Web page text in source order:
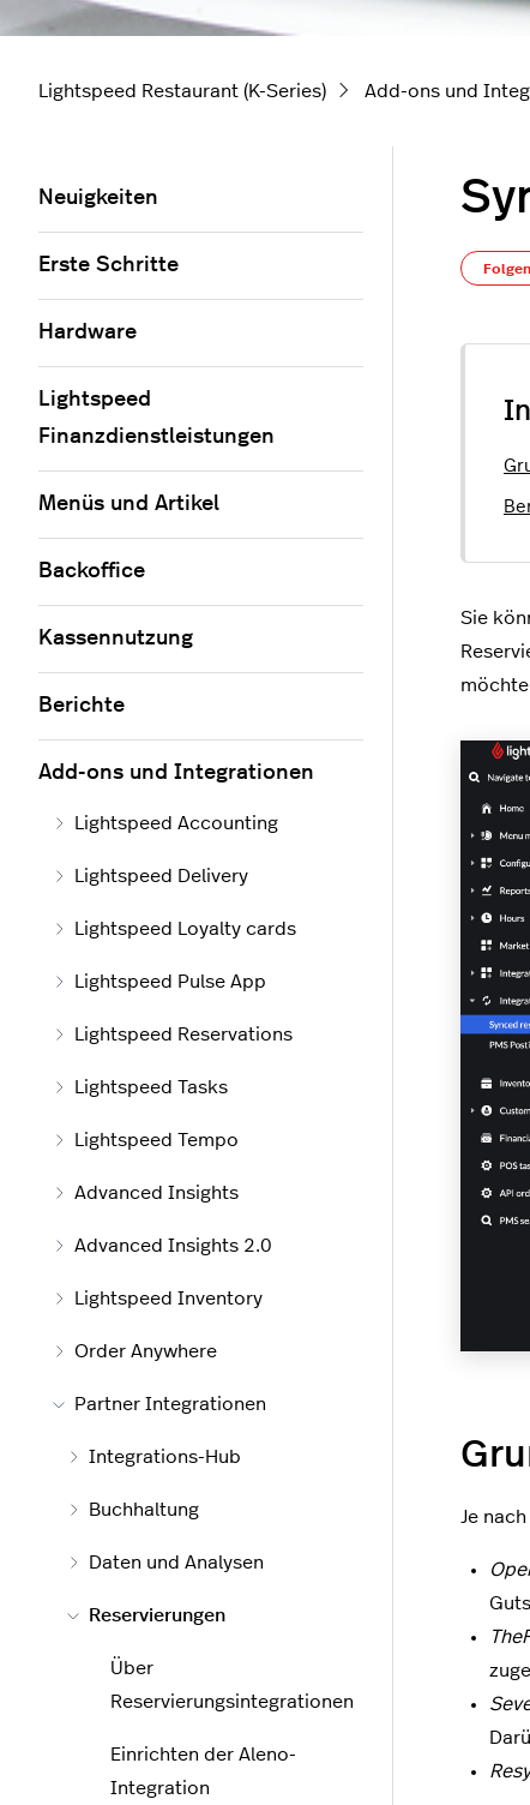
Lightspeed Restaurant (K-Series) Add-ons und
Folgen
Sie
Je
Resy
Neuigkeiten
Erste Schritte
Hardware
Lightspeed
Finanzdienstleistungen
Menüs und Artikel
Backoffice
Kassennutzung
Berichte
Add-ons und Integrationen
Lightspeed Accounting
Lightspeed Delivery
Lightspeed Loyalty cards
Lightspeed Pulse App
Lightspeed Reservations
Lightspeed Tasks
Lightspeed Tempo
Advanced Insights
Advanced Insights 2.0
Lightspeed Inventory
Order Anywhere
Partner Integrationen
Integrations-Hub
Buchhaltung
Daten und Analysen
Reservierungen
Über
Reservierungsintegrationen
Einrichten der Aleno-
Integration